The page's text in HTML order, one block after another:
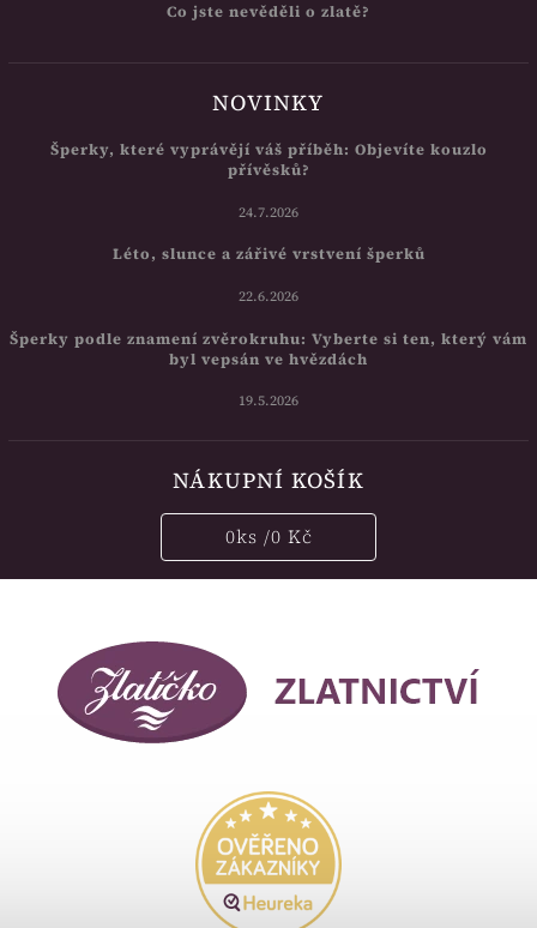
Co jste nevěděli o zlatě?
NOVINKY
Šperky, které vyprávějí váš příběh: Objevíte kouzlo
přívěsků?
24.7.2026
Léto, slunce a zářivé vrstvení šperků
22.6.2026
Šperky podle znamení zvěrokruhu: Vyberte si ten, který vám
byl vepsán ve hvězdách
19.5.2026
NÁKUPNÍ KOŠÍK
0ks /0 Kč